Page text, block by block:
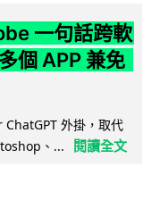
一句話跨軟
個 APP 兼免
外掛，取代
、...
閱讀全文